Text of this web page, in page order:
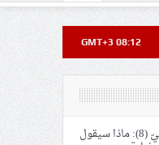
GMT+3 08:12
التحليل السياسيّ (8): ماذا سيقول